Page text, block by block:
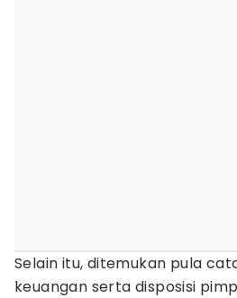
Selain itu, ditemukan pula
keuangan serta disposisi